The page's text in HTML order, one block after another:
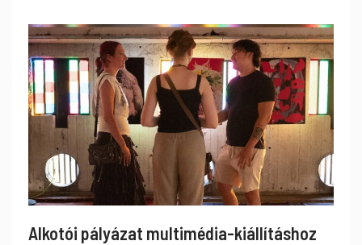
Alkotói pályázat multimédia-kiállításhoz